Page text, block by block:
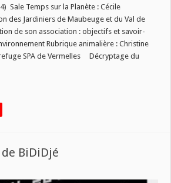
Maubeuge
dans
l’Emission
l’air
du
temps
avec
Sale Temps sur la Planète : Cécile
des Jardiniers de Maubeuge et du Val de
son association : objectifs et savoir-
Rubrique animalière : Christine
SPA de Vermelles Décryptage du
BiDiDjé